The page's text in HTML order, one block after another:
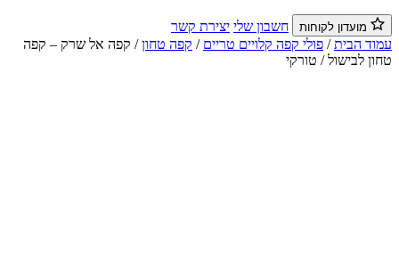
חשבון שלי יצירת קשר
הבית/פולי קפה קלויים טריים/קפה טחון/ קפה אל שרק – קפה
לבישול / טורקי